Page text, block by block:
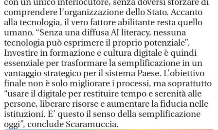
con un unico interlocutore, senza doversi sforzare di
comprendere l’organizzazione dello Stato. Accanto
alla tecnologia, il vero fattore abilitante resta quello
umano. “Senza una diffusa AI literacy, nessuna
tecnologia può esprimere il proprio potenziale”.
Investire in formazione e cultura digitale è quindi
essenziale per trasformare la semplificazione in un
vantaggio strategico per il sistema Paese. L’obiettivo
finale non è solo migliorare i processi, ma soprattutto
“usare il digitale per restituire tempo e serenità alle
persone, liberare risorse e aumentare la fiducia nelle
istituzioni. E’ questo il senso della semplificazione
oggi”, conclude Scaramuccia.